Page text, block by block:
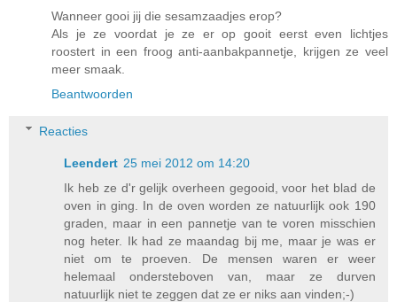
Wanneer gooi jij die sesamzaadjes erop?
Als je ze voordat je ze er op gooit eerst even lichtjes
roostert in een froog anti-aanbakpannetje, krijgen ze veel
meer smaak.
Beantwoorden
Reacties
Leendert 25 mei 2012 om 14:20
Ik heb ze d'r gelijk overheen gegooid, voor het blad de
oven in ging. In de oven worden ze natuurlijk ook 190
graden, maar in een pannetje van te voren misschien
nog heter. Ik had ze maandag bij me, maar je was er
niet om te proeven. De mensen waren er weer
helemaal ondersteboven van, maar ze durven
natuurlijk niet te zeggen dat ze er niks aan vinden;-)